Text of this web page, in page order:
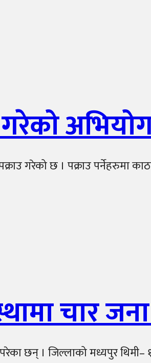
गरेको छ । पक्राउ पर्नेहरुमा
चार
छन् । जिल्लाको मध्यपुर